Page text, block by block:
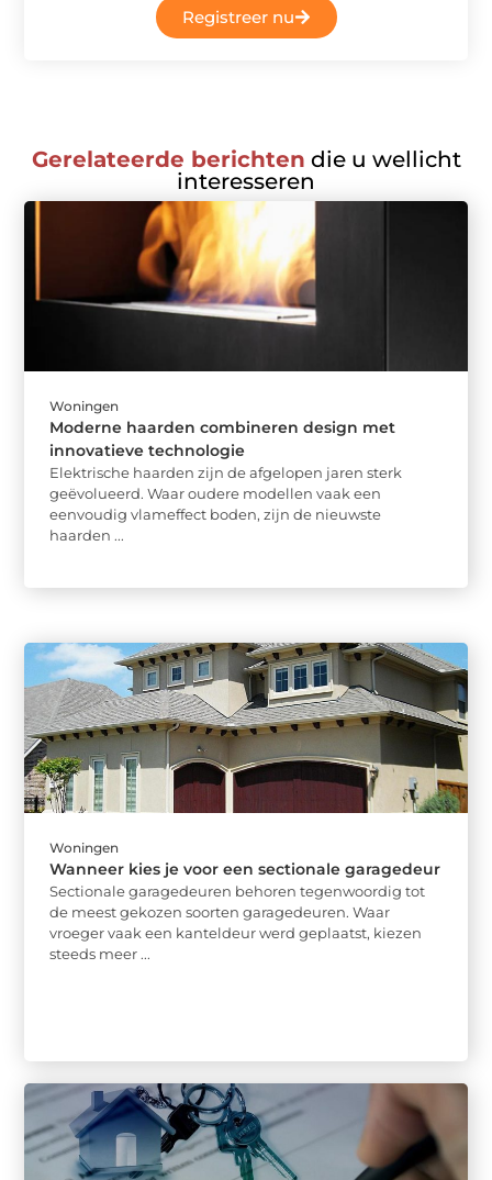
Registreer nu
Gerelateerde berichten die u wellicht
interesseren
Woningen
Moderne haarden combineren design met
innovatieve technologie
Elektrische haarden zijn de afgelopen jaren sterk
geëvolueerd. Waar oudere modellen vaak een
eenvoudig vlameffect boden, zijn de nieuwste
haarden ...
Woningen
Wanneer kies je voor een sectionale garagedeur
Sectionale garagedeuren behoren tegenwoordig tot
de meest gekozen soorten garagedeuren. Waar
vroeger vaak een kanteldeur werd geplaatst, kiezen
steeds meer ...